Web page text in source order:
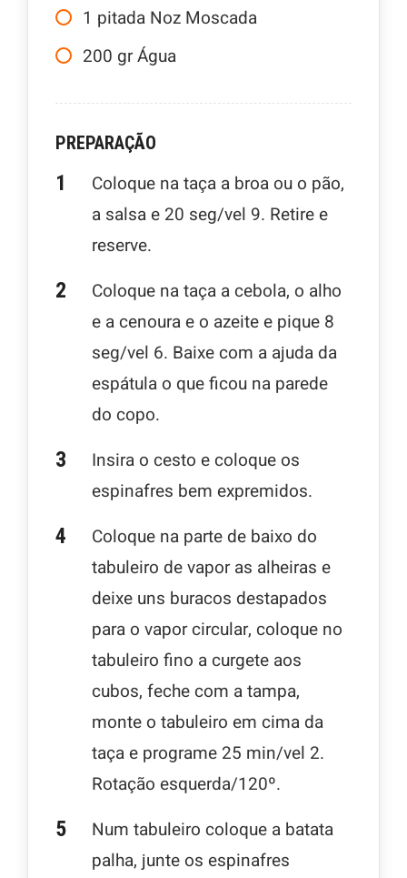
1 pitada Noz Moscada
200 grÁgua
PREPARAÇÃO
Coloque na taça a broa ou o pão,
a salsa e 20 seg/vel 9. Retire e
reserve.
Coloque na taça a cebola, o alho
e a cenoura e o azeite e pique 8
seg/vel 6. Baixe com a ajuda da
espátula o que ficou na parede
do copo.
Insira o cesto e coloque os
espinafres bem expremidos.
Coloque na parte de baixo do
tabuleiro de vapor as alheiras e
deixe uns buracos destapados
para o vapor circular, coloque no
tabuleiro fino a curgete aos
cubos, feche com a tampa,
monte o tabuleiro em cima da
taça e programe 25 min/vel 2.
Rotação esquerda/120º.
Num tabuleiro coloque a batata
palha, junte os espinafres